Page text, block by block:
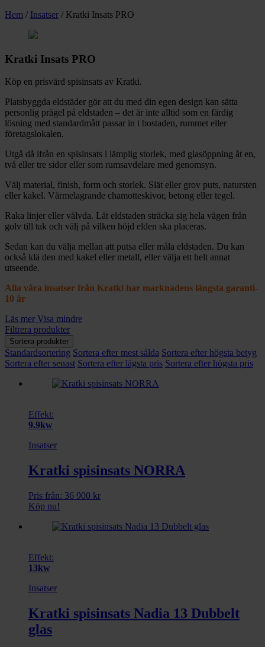
Hem / Insatser / Kratki Insats PRO
Kratki Insats PRO
Köp en prisvärd spisinsats av Kratki.
Platsbyggda eldstäder gör att du med din egen design kan sätta
personlig prägel på eldstaden – det är inte alltid som en färdig
lösning med standardmått passar in i bostaden, rummet eller
företagslokalen.
Utgå då ifrån en spisinsats i lämplig storlek, med glasöppning åt en,
två eller tre sidor eller som rumsavdelare med genomsyn.
Välj material, finish, form och storlek. Slät eller grov puts, natursten
eller kakel. Värmelagrande chamotteskivor, betong eller tegel.
Raka linjer eller välvda. Låt eldstaden sträcka sig hela vägen från
golv till tak och välj på vilken höjd elden ska placeras.
Sedan kan du välja mellan att putsa eller måla eldstaden. Du kan
också klä den med kakel eller metall, eller välja ett helt annat
utseende.
Alla våra insatser från Kratki har marknadens längsta garanti-
10 år
Läs mer Visa mindre
Filtrera produkter
Sortera produkter
Standardsortering Sortera efter mest sålda Sortera efter högsta betyg
Sortera efter senast Sortera efter lägsta pris Sortera efter högsta pris
Effekt:
9.9kw
Insatser
Kratki spisinsats NORRA
Pris från: 36 900 kr
Köp nu!
Effekt:
13kw
Insatser
Kratki spisinsats Nadia 13 Dubbelt
glas